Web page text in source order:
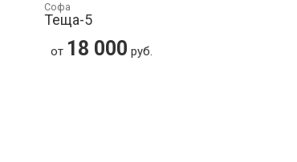
Софа
Теща-5
от 18 000 руб.